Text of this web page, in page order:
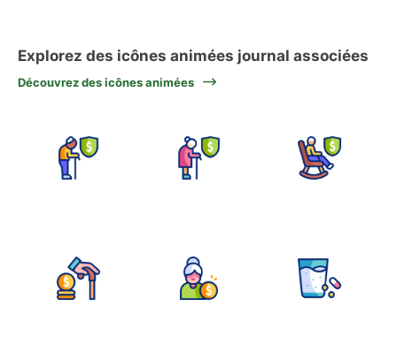
Explorez des icônes animées journal associées
Découvrez des icônes animées